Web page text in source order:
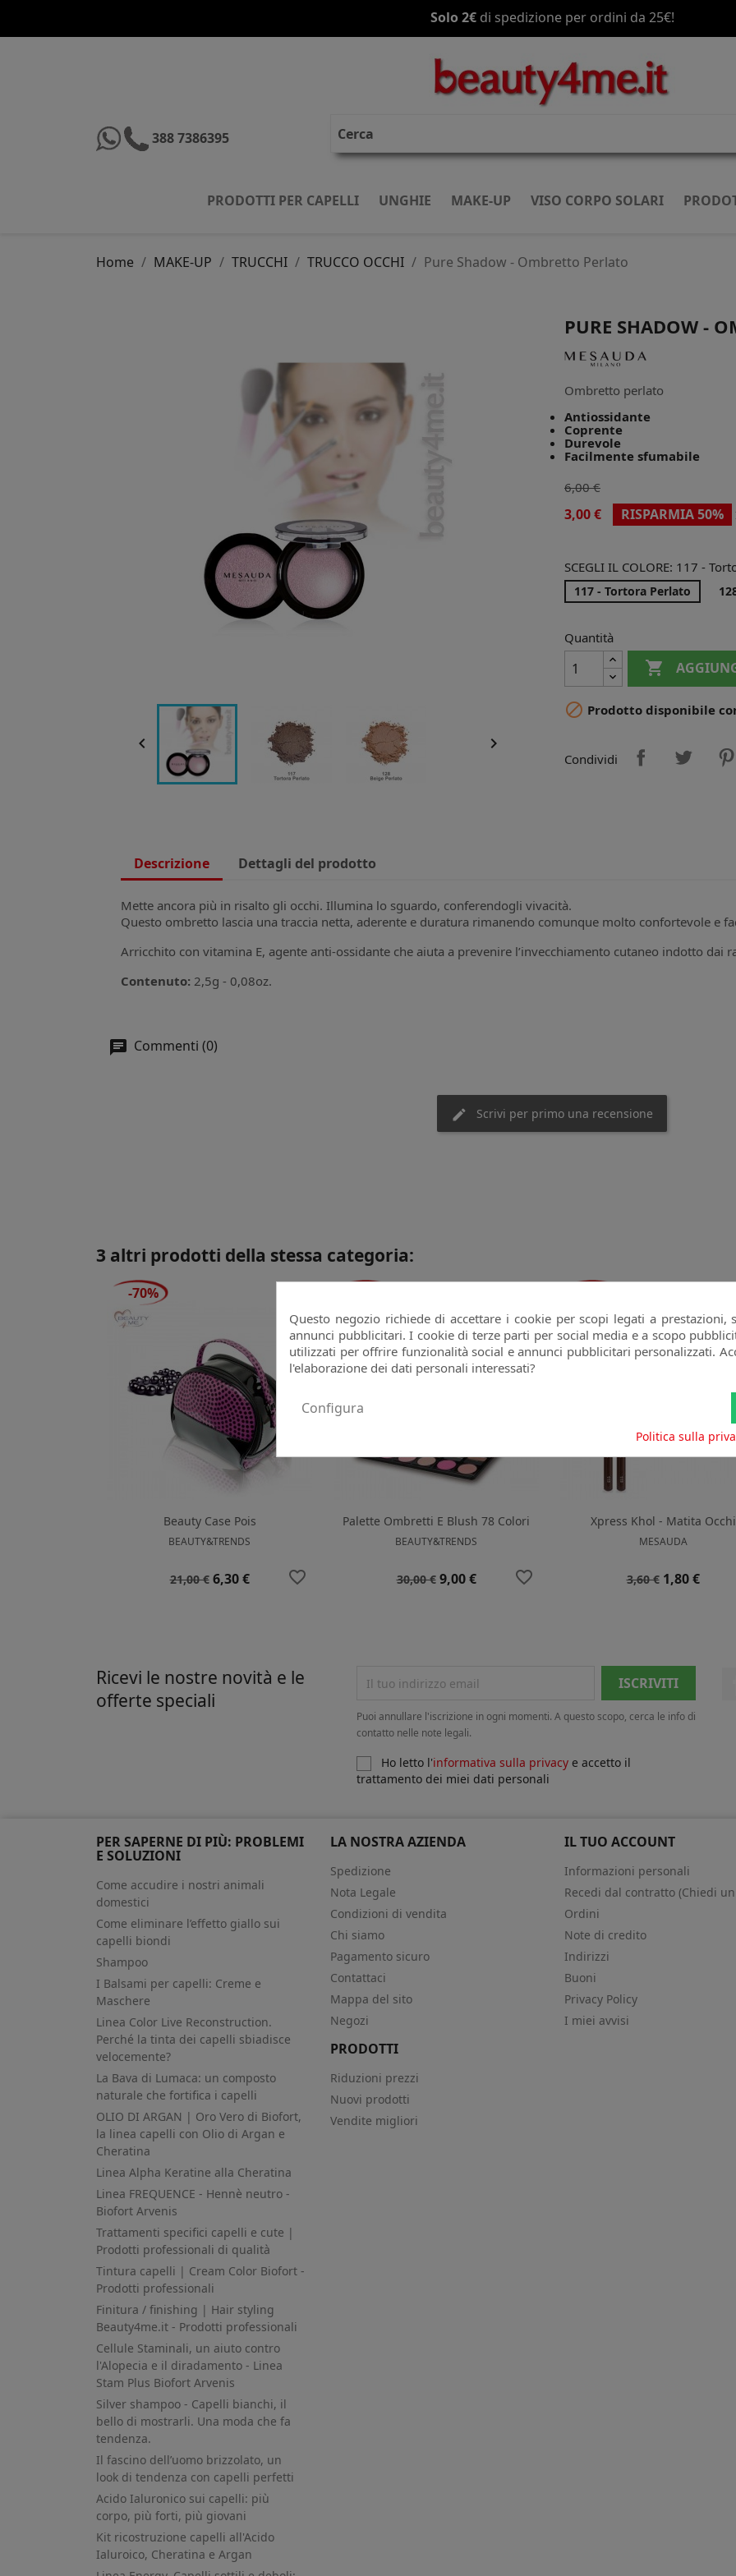
Solo 2€di spedizione per ordini da 25€!
Spedizione gratisa partire da 70€!
388 7386395
PRODOTTI PER CAPELLI UNGHIE MAKE-UP VISO CORPO SOLARI
Home MAKE-UP TRUCCHI TRUCCO OCCHI Pure Shadow - Ombretto Perlato
 
PURE SHADOW -
Ombretto perlato
Antiossidante
Coprente
Durevole
Facilmente sfumabile
6,00 €
3,00 € RISPARMIA 50%
SCEGLI IL COLORE: 117 -
117 - Tortora Perlato
Quantità

 Prodotto disponibile
Condividi
Descrizione Dettagli del prodotto
Mette ancora più in risalto gli occhi. Illumina lo sguardo, conferendogli vivacità.
Questo ombretto lascia una traccia netta, aderente e duratura rimanendo comunque molto confortevole e
Arricchito con vitamina E, agente anti-ossidante che aiuta a prevenire l’invecchiamento cutaneo indotto dai
Contenuto: 2,5g - 0,08oz.
Commenti (0)
Scrivi per primo una recensione
3 altri prodotti della stessa categoria:
Beauty Case Pois
BEAUTY&TRENDS
Prezzo
21,00 € Prezzo
6,30 €
-70%
favorite_border
Palette Ombretti E Blush 78 Colori
BEAUTY&TRENDS
Prezzo
30,00 € Prezzo
9,00 € favorite_border
Xpress Khol - Matita Occhi
MESAUDA
Prezzo
3,60 € Prezzo
1,80 €
Ricevi le nostre novità e le
offerte speciali
Puoi annullare l'iscrizione in ogni momenti. A questo scopo, cerca le info di
contatto nelle note legali.
Ho letto l'informativa sulla privacye accetto il
trattamento dei miei dati personali
PER SAPERNE DI PIÙ: PROBLEMI
E SOLUZIONI
Come accudire i nostri animali
domestici
Come eliminare l’effetto giallo sui
capelli biondi
Shampoo
I Balsami per capelli: Creme e
Maschere
Linea Color Live Reconstruction.
Perché la tinta dei capelli sbiadisce
velocemente?
La Bava di Lumaca: un composto
naturale che fortifica i capelli
OLIO DI ARGAN | Oro Vero di Biofort,
la linea capelli con Olio di Argan e
Cheratina
Linea Alpha Keratine alla Cheratina
Linea FREQUENCE - Hennè neutro -
Biofort Arvenis
Trattamenti specifici capelli e cute |
Prodotti professionali di qualità
Tintura capelli | Cream Color Biofort -
Prodotti professionali
Finitura / finishing | Hair styling
Beauty4me.it - Prodotti professionali
Cellule Staminali, un aiuto contro
l'Alopecia e il diradamento - Linea
Stam Plus Biofort Arvenis
Silver shampoo - Capelli bianchi, il
bello di mostrarli. Una moda che fa
tendenza.
Il fascino dell’uomo brizzolato, un
look di tendenza con capelli perfetti
Acido Ialuronico sui capelli: più
corpo, più forti, più giovani
Kit ricostruzione capelli all'Acido
Ialuroico, Cheratina e Argan
LA NOSTRA AZIENDA
Spedizione
Nota Legale
Condizioni di vendita
Chi siamo
Pagamento sicuro
Contattaci
Mappa del sito
Negozi
PRODOTTI
Riduzioni prezzi
Nuovi prodotti
Vendite migliori
IL TUO ACCOUNT
Informazioni personali
Recedi dal contratto (Chiedi
Ordini
Note di credito
Indirizzi
Buoni
Privacy Policy
I miei avvisi
Questo negozio richiede di accettare i cookie per scopi legati a prestazioni,
annunci pubblicitari. I cookie di terze parti per social media e a scopo
utilizzati per offrire funzionalità social e annunci pubblicitari personalizzati.
l'elaborazione dei dati personali interessati?
Configura
Politica sulla